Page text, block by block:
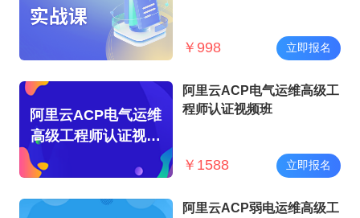
￥ 998 立即报名
阿里云ACP电气运维
高级工程师认证视频
阿里云ACP电气运维高级工
程师认证视频班
￥ 1588 立即报名
阿里云ACP弱电运维高级工